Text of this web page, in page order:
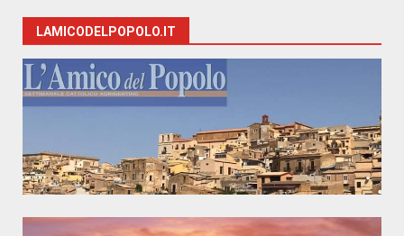
LAMICODELPOPOLO.IT